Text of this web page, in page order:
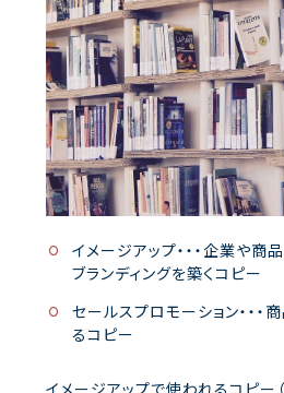
イメージアップ・・・企業や商
ブランディングを築くコピー
セールスプロモーション・・・
るコピー
イメージアップで使われるコピー